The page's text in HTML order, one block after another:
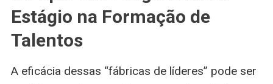
Estágio na Formação de
Talentos
A eficácia dessas “fábricas de líderes” pode ser